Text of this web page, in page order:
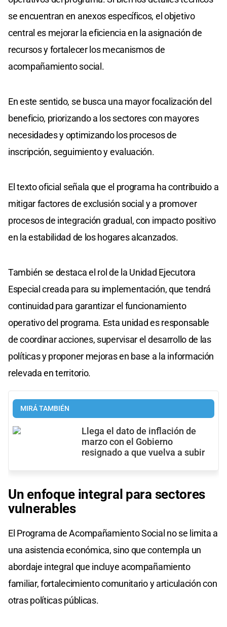
se encuentran en anexos específicos, el objetivo
central es mejorar la eficiencia en la asignación de
recursos y fortalecer los mecanismos de
acompañamiento social.
En este sentido, se busca una mayor focalización del
beneficio, priorizando a los sectores con mayores
necesidades y optimizando los procesos de
inscripción, seguimiento y evaluación.
El texto oficial señala que el programa ha contribuido a
mitigar factores de exclusión social y a promover
procesos de integración gradual, con impacto positivo
en la estabilidad de los hogares alcanzados.
También se destaca el rol de la Unidad Ejecutora
Especial creada para su implementación, que tendrá
continuidad para garantizar el funcionamiento
operativo del programa. Esta unidad es responsable
de coordinar acciones, supervisar el desarrollo de las
políticas y proponer mejoras en base a la información
relevada en territorio.
MIRÁ TAMBIÉN
Llega el dato de inflación de
marzo con el Gobierno
resignado a que vuelva a subir
Un enfoque integral para sectores
vulnerables
El Programa de Acompañamiento Social no se limita a
una asistencia económica, sino que contempla un
abordaje integral que incluye acompañamiento
familiar, fortalecimiento comunitario y articulación con
otras políticas públicas.